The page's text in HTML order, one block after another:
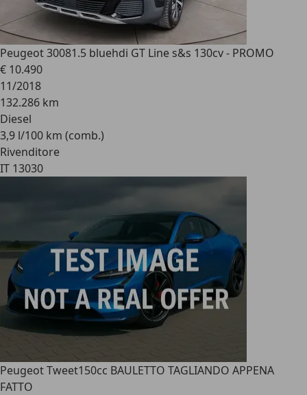
Peugeot 30081.5 bluehdi GT Line s&s 130cv - PROMO
€ 10.490
11/2018
132.286 km
Diesel
3,9 l/100 km (comb.)
Rivenditore
IT 13030
Peugeot Tweet150cc BAULETTO TAGLIANDO APPENA
FATTO